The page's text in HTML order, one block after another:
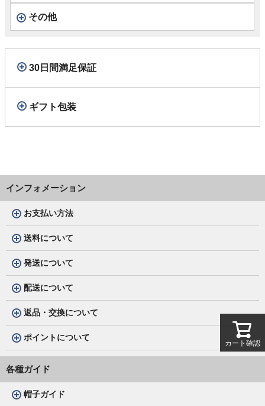
その他
30日間満足保証
ギフト包装
インフォメーション
お支払い方法
送料について
発送について
配送について
返品・交換について
ポイントについて
各種ガイド
帽子ガイド
カート確認